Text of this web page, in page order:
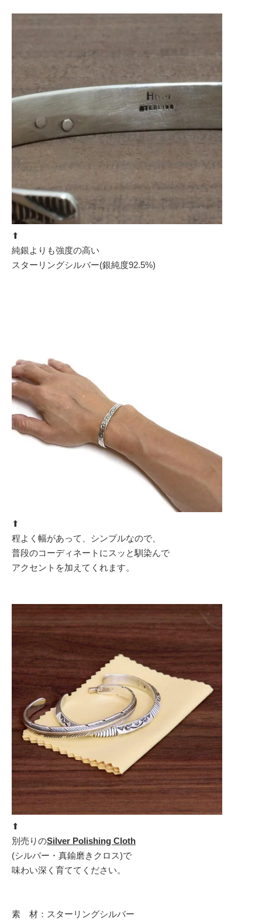
⬆︎
純銀よりも強度の高い
スターリングシルバー(銀純度92.5%)
⬆︎
程よく幅があって、シンプルなので、
普段のコーディネートにスッと馴染んで
アクセントを加えてくれます。
⬆︎
別売りのSilver Polishing Cloth
(シルバー・真鍮磨きクロス)で
味わい深く育ててください。
素 材：スターリングシルバー